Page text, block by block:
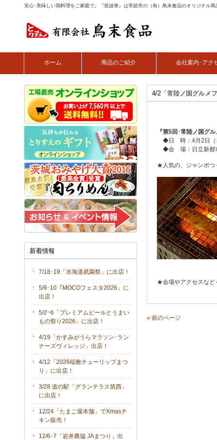
安心･美味しい鶏料理をご家庭で。『筑波巻』は常総市の（有）鳥末食品のオリジナル商
ホーム 商品のご紹介 会社案内･アク
4/2「常陸ノ国グルメ
『第5回･常陸ノ国グ
◆日 時：4月2日（
◆会 場：日立新都
★人気の、ジャンボつ
★会場やアクセスなど
« 前のページ
新着情報
7/18･19「水海道祇園祭」に出店！
5/9･10「MOCOフェスタ2026」に
出店！
5/2~6「プレミアムビールとうまい
もの祭り2026」に出店！
4/19「かすみがうらマラソン･ラン
ナーズヴィレッジ」出店！
4/12「2026稲敷チューリップまつ
り」に出店！
3/28 道の駅「グランテラス筑西」
に出店！
12/24「たまご屋本舗」でXmasチ
キン販売！
12/6･7「岩井農協 JAまつり」出